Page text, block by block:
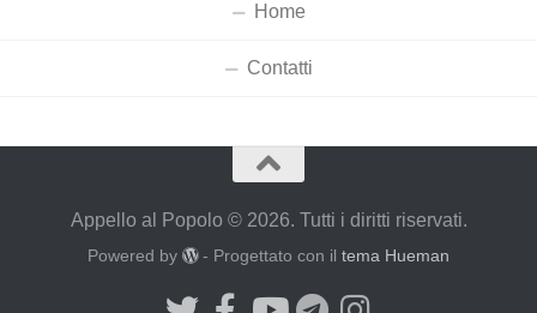
Home
Contatti
Appello al Popolo © 2026. Tutti i diritti riservati.
Powered by - Progettato con iltema Hueman